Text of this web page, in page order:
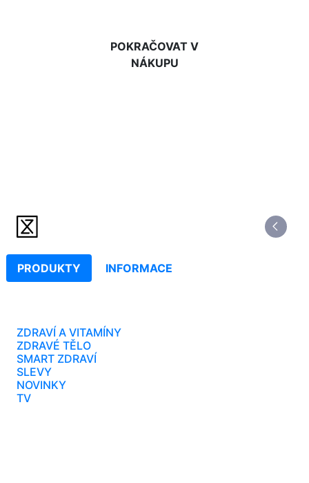
POKRAČOVAT V
NÁKUPU
PRODUKTY INFORMACE
ZDRAVÍ A VITAMÍNY
ZDRAVÉ TĚLO
SMART ZDRAVÍ
SLEVY
NOVINKY
TV